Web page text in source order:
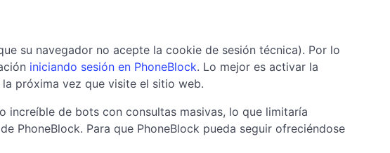
su navegador no acepte la cookie de sesión técnica). Por lo
iniciando sesión en PhoneBlock. Lo mejor es activar la
próxima vez que visite el sitio web.
increíble de bots con consultas masivas, lo que limitaría
PhoneBlock. Para que PhoneBlock pueda seguir ofreciéndose